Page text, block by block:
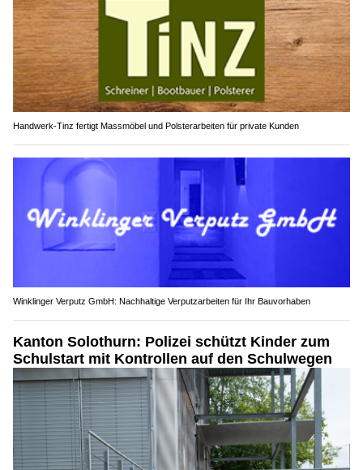
Handwerk-Tinz fertigt Massmöbel und Polsterarbeiten für private Kunden
Winklinger Verputz GmbH: Nachhaltige Verputzarbeiten für Ihr Bauvorhaben
Kanton Solothurn: Polizei schützt Kinder zum
Schulstart mit Kontrollen auf den Schulwegen